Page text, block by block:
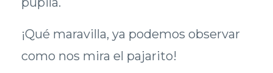
¡Qué maravilla, ya podemos observar
como nos mira el pajarito!